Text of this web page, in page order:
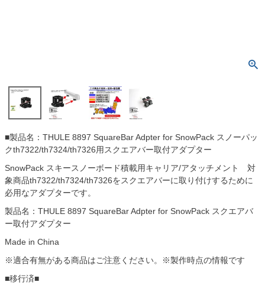
■製品名：THULE 8897 SquareBar Adpter for SnowPack スノーパッ
クth7322/th7324/th7326用スクエアバー取付アダプター
SnowPack スキースノーボード積載用キャリア/アタッチメント 対
象商品th7322/th7324/th7326をスクエアバーに取り付けするために
必用なアダプターです。
製品名：THULE 8897 SquareBar Adpter for SnowPack スクエアバ
ー取付アダプター
Made in China
※適合有無がある商品はご注意ください。※製作時点の情報です
■移行済■